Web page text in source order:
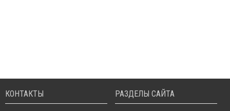
КОНТАКТЫ РАЗДЕЛЫ САЙТА